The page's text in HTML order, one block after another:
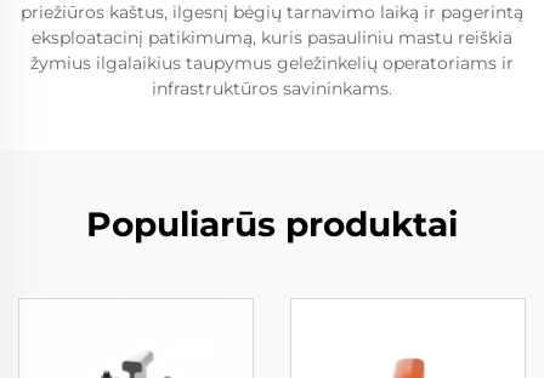
priežiūros kaštus, ilgesnį bėgių tarnavimo laiką ir pagerintą
eksploatacinį patikimumą, kuris pasauliniu mastu reiškia
žymius ilgalaikius taupymus geležinkelių operatoriams ir
infrastruktūros savininkams.
Populiarūs produktai